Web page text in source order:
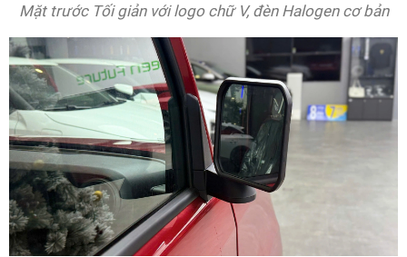
Mặt trước Tối giản với logo chữ V, đèn Halogen cơ bản